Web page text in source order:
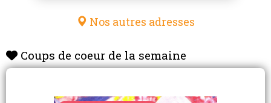
Nos autres adresses
Coups de coeur de la semaine